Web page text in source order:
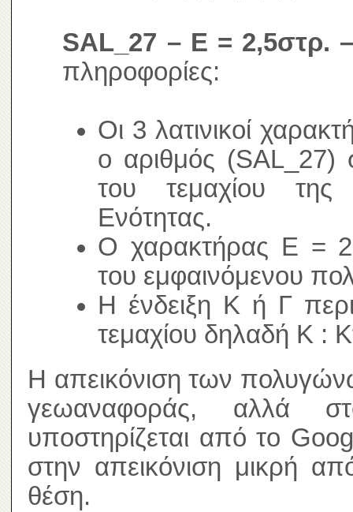
SAL_27 – E = 2,5στρ.
πληροφορίες:
Οι 3 λατινικοί
ο αριθμός (SAL_27)
του τεμαχίου της
Ενότητας.
Ο χαρακτήρας Ε =
του εμφαινόμενου
Η ένδειξη Κ ή Γ
τεμαχίου δηλαδή Κ :
Η απεικόνιση των
γεωαναφοράς, αλλά
υποστηρίζεται από το
στην απεικόνιση μικρή
θέση.